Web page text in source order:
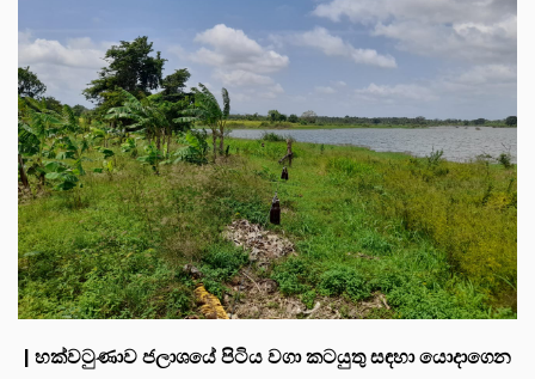
| හක්වටුණාව ජලාශයේ පිටිය වගා කටයුතු සඳහා යොදාගෙන